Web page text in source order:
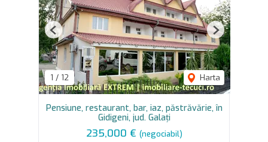
1 / 12 Harta
Previous Next
Pensiune, restaurant, bar, iaz, păstrăvărie, în
Gidigeni, jud. Galaţi
235,000 € (negociabil)